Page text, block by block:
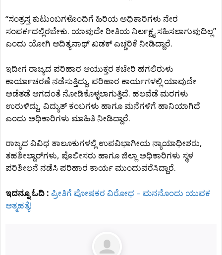
“ಸಂತ್ರಸ್ತ ಕುಟುಂಬಗಳೊಂದಿಗೆ ಹಿರಿಯ ಅಧಿಕಾರಿಗಳು ನೇರ
ಸಂಪರ್ಕದಲ್ಲಿರಬೇಕು. ಯಾವುದೇ ರೀತಿಯ ನಿರ್ಲಕ್ಷ್ಯ ಸಹಿಸಲಾಗುವುದಿಲ್ಲ”
ಎಂದು ಯೋಗಿ ಆದಿತ್ಯನಾಥ್ ಖಡಕ್ ಎಚ್ಚರಿಕೆ ನೀಡಿದ್ದಾರೆ.
ಇದೀಗ ರಾಜ್ಯದ ಪರಿಹಾರ ಆಯುಕ್ತರ ಕಚೇರಿ ಹಗಲಿರುಳು
ಕಾರ್ಯಾಚರಣೆ ನಡೆಸುತ್ತಿದ್ದು, ಪರಿಹಾರ ಕಾರ್ಯಗಳಲ್ಲಿ ಯಾವುದೇ
ಅಡೆತಡೆ ಆಗದಂತೆ ನೋಡಿಕೊಳ್ಳಲಾಗುತ್ತಿದೆ. ಹಲವೆಡೆ ಮರಗಳು
ಉರುಳಿದ್ದು, ವಿದ್ಯುತ್ ಕಂಬಗಳು ಹಾಗೂ ಮನೆಗಳಿಗೆ ಹಾನಿಯಾಗಿದೆ
ಎಂದು ಅಧಿಕಾರಿಗಳು ಮಾಹಿತಿ ನೀಡಿದ್ದಾರೆ.
ರಾಜ್ಯದ ವಿವಿಧ ತಾಲೂಕುಗಳಲ್ಲಿ ಉಪವಿಭಾಗೀಯ ನ್ಯಾಯಾಧೀಶರು,
ತಹಶೀಲ್ದಾರ್‌ಗಳು, ಪೊಲೀಸರು ಹಾಗೂ ಜಿಲ್ಲಾ ಅಧಿಕಾರಿಗಳು ಸ್ಥಳ
ಪರಿಶೀಲನೆ ನಡೆಸಿ ಪರಿಹಾರ ಕಾರ್ಯ ಮುಂದುವರೆಸಿದ್ದಾರೆ.
ಇದನ್ನೂ ಓದಿ : ಪ್ರೀತಿಗೆ ಪೋಷಕರ ವಿರೋಧ – ಮನನೊಂದು ಯುವಕ
ಆತ್ಮಹತ್ಯೆ!